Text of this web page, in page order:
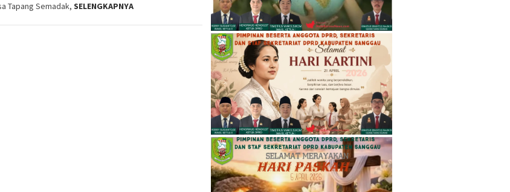
Tapang Semadak, SELENGKAPNYA